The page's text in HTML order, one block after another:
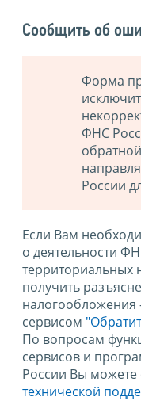
Сообщить об
Форма
ФНС
России
Если Вам
о деятельности
территориальных
получить
налогообложения
сервисом
По вопросам
сервисов и
России Вы можете
технической